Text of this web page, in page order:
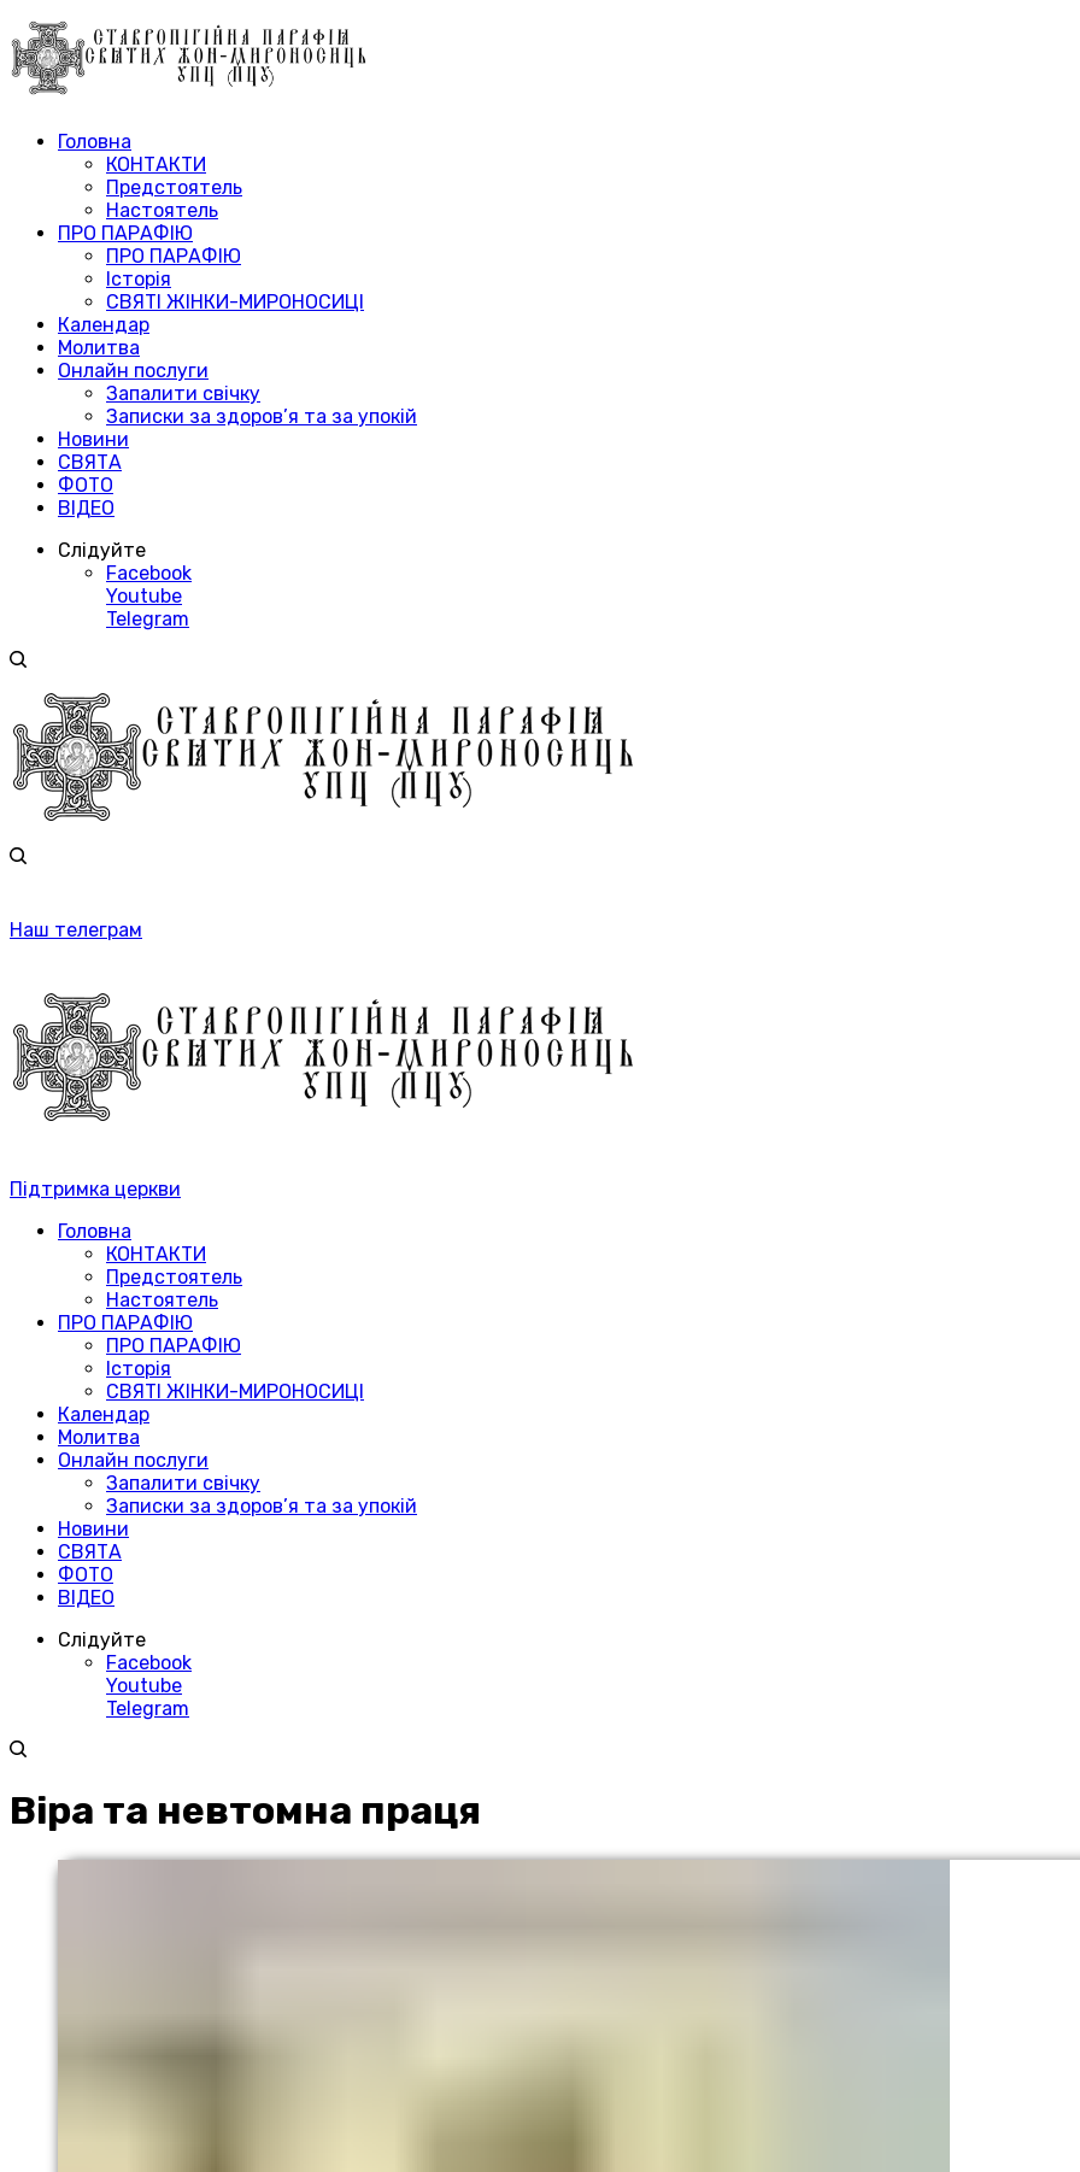
Головна
КОНТАКТИ
Предстоятель
Настоятель
ПРО ПАРАФІЮ
ПРО ПАРАФІЮ
Історія
СВЯТІ ЖІНКИ-МИРОНОСИЦІ
Календар
Молитва
Онлайн послуги
Запалити свічку
Записки за здоров’я та за упокій
Новини
СВЯТА
ФОТО
ВІДЕО
Слідуйте
Facebook
Youtube
Telegram
Наш телеграм
Підтримка церкви
Головна
КОНТАКТИ
Предстоятель
Настоятель
ПРО ПАРАФІЮ
ПРО ПАРАФІЮ
Історія
СВЯТІ ЖІНКИ-МИРОНОСИЦІ
Календар
Молитва
Онлайн послуги
Запалити свічку
Записки за здоров’я та за упокій
Новини
СВЯТА
ФОТО
ВІДЕО
Слідуйте
Facebook
Youtube
Telegram
Віра та невтомна праця